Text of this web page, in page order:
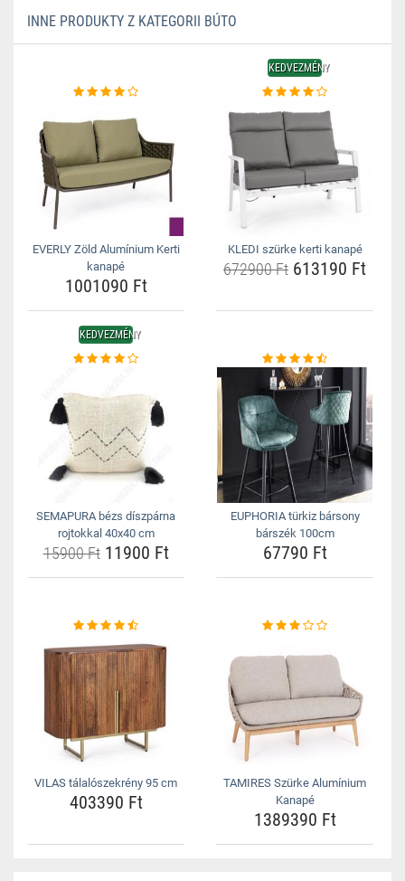
INNE PRODUKTY Z KATEGORII BÚTO
EVERLY Zöld Alumínium Kerti
kanapé
1001090 Ft
KEDVEZMÉNY
KLEDI szürke kerti kanapé
672900 Ft 613190 Ft
KEDVEZMÉNY
SEMAPURA bézs díszpárna
rojtokkal 40x40 cm
15900 Ft11900 Ft
EUPHORIA türkiz bársony
bárszék 100cm
67790 Ft
VILAS tálalószekrény 95 cm
403390 Ft
TAMIRES Szürke Alumínium
Kanapé
1389390 Ft